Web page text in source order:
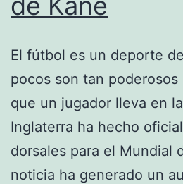
El fútbol es un deporte
pocos son tan
que un jugador lleva en
Inglaterra ha hecho
dorsales para el Mundial
noticia ha generado un